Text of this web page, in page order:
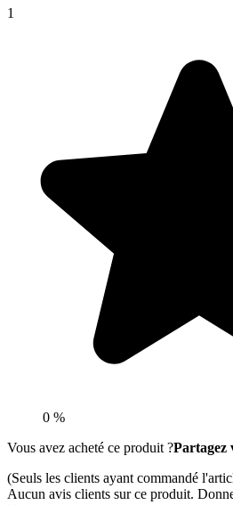
1
0 %
Vous avez acheté ce produit ?Partagez
(Seuls les clients ayant commandé
Aucun avis clients sur ce produit.